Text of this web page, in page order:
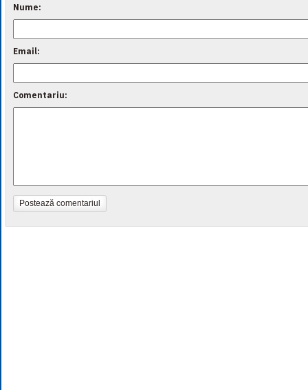
Nume:
Email:
Comentariu:
Postează comentariul